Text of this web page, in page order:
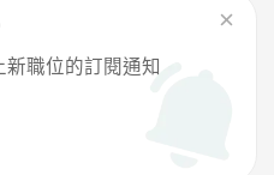
職位的訂閱通知